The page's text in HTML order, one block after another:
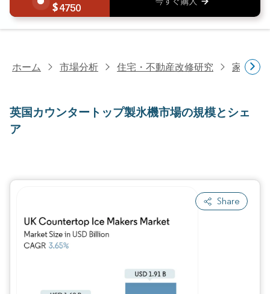
4750
ホーム 市場分析 住宅・不動産改修研究 家電研究
英国カウンタートップ製氷機市場の規模とシェ
ア
Share